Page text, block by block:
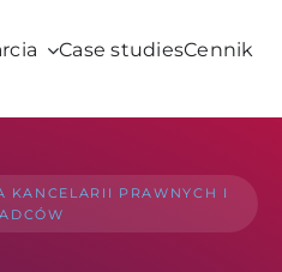
Case studiesCennik
KANCELARII PRAWNYCH I